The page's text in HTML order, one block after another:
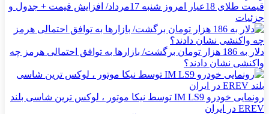
قیمت طلای 18عیار امروز شنبه 17مرداد/ افزایش قیمت + جدول و
جزئیات
دلار به 186 هزار تومان برگشت/ بازارها به توافق احتمالی هرمز چه
واکنشی نشان دادند؟
رونمایی خودرو IM LS9 توسط نیکا موتور ، لوکس ترین شاسی بلند
EREV در ایران